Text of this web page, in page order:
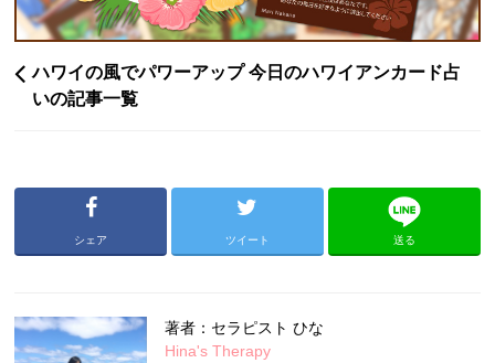
ハワイの風でパワーアップ 今日のハワイアンカード占
いの記事一覧
シェア ツイート 送る
著者：セラピスト ひな
Hina's Therapy